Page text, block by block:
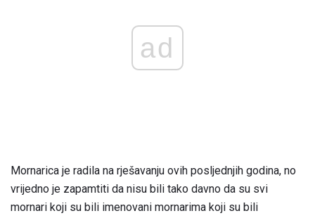
ad
Mornarica je radila na rješavanju ovih posljednjih godina, no
vrijedno je zapamtiti da nisu bili tako davno da su svi
mornari koji su bili imenovani mornarima koji su bili